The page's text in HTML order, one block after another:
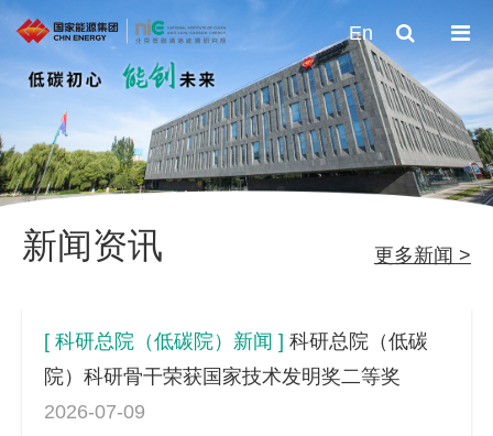
En
新闻资讯 更多新闻 >
[ 科研总院（低碳院）新闻 ] 科研总院（低碳
院）科研骨干荣获国家技术发明奖二等奖
2026-07-09